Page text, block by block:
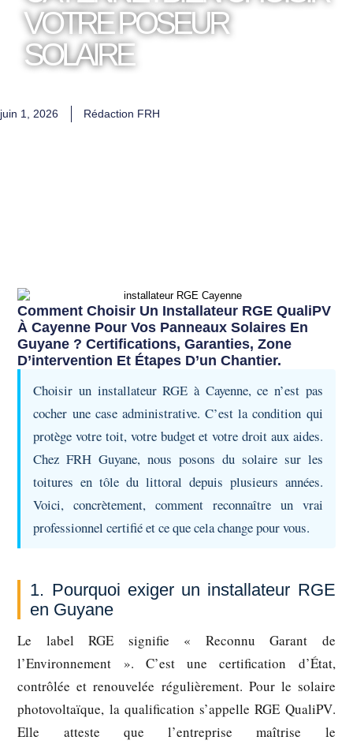
VOTRE POSEUR
SOLAIRE
juin 1, 2026 Rédaction FRH
Comment Choisir Un Installateur RGE QualiPV
À Cayenne Pour Vos Panneaux Solaires En
Guyane ? Certifications, Garanties, Zone
D’intervention Et Étapes D’un Chantier.
Choisir un installateur RGE à Cayenne, ce n’est pas
cocher une case administrative. C’est la condition qui
protège votre toit, votre budget et votre droit aux aides.
Chez FRH Guyane, nous posons du solaire sur les
toitures en tôle du littoral depuis plusieurs années.
Voici, concrètement, comment reconnaître un vrai
professionnel certifié et ce que cela change pour vous.
1. Pourquoi exiger un installateur RGE
en Guyane
Le label RGE signifie « Reconnu Garant de
l’Environnement ». C’est une certification d’État,
contrôlée et renouvelée régulièrement. Pour le solaire
photovoltaïque, la qualification s’appelleRGE QualiPV.
Elle atteste que l’entreprise maîtrise le